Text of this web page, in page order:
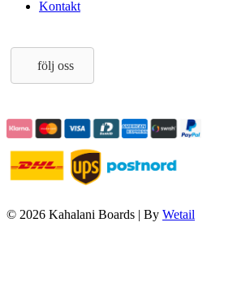
Kontakt
följ oss
© 2026 Kahalani Boards | By Wetail